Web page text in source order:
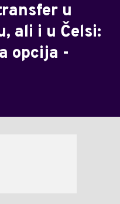
u
ali i u Čelsi:
opcija -